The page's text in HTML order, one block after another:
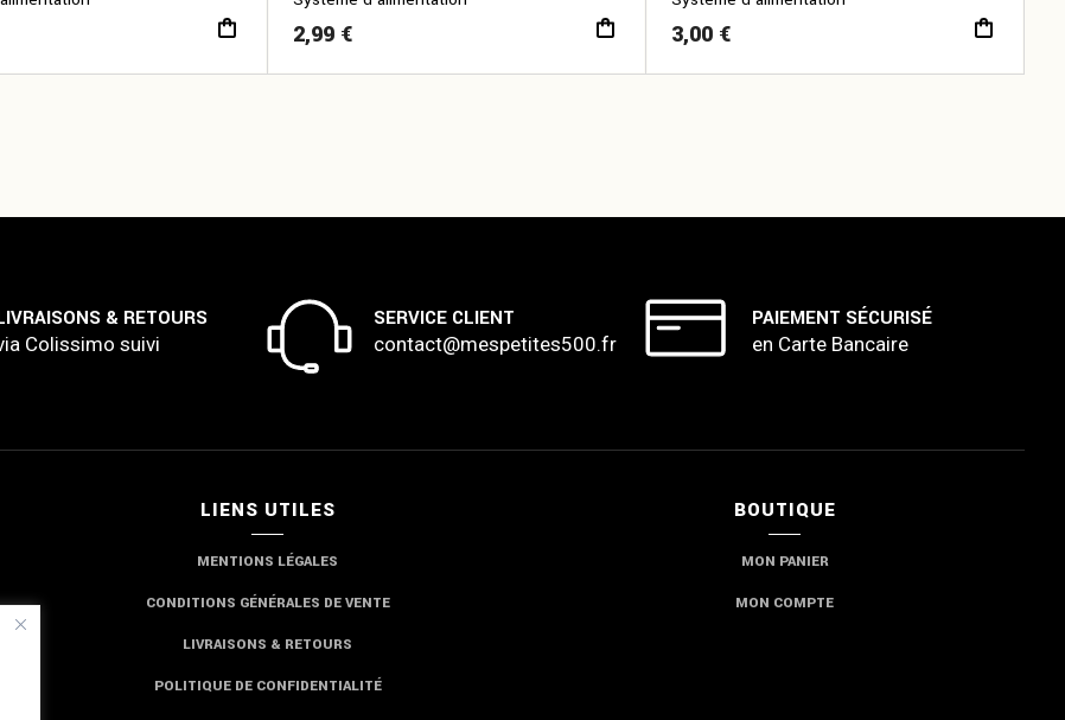
2,99 € 3,00 €
& RETOURS
Colissimo suivi
SERVICE CLIENT
contact@mespetites500.fr
PAIEMENT SÉCURISÉ
en Carte Bancaire
LIENS UTILES
MENTIONS LÉGALES
CONDITIONS GÉNÉRALES DE VENTE
LIVRAISONS & RETOURS
POLITIQUE DE CONFIDENTIALITÉ
BOUTIQUE
MON PANIER
MON COMPTE